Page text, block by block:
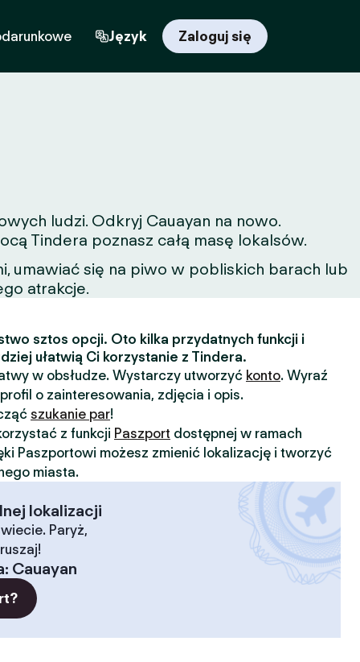
Język Zaloguj się
ludzi. Odkryj Cauayan na nowo.
Tindera poznasz całą masę lokalsów.
umawiać się na piwo w pobliskich barach lub
atrakcje.
sztos opcji. Oto kilka przydatnych funkcji i
ułatwią Ci korzystanie z Tindera.
w obsłudze. Wystarczy utworzyć konto. Wyraź
o zainteresowania, zdjęcia i opis.
szukanie par!
z funkcji Paszport dostępnej w ramach
Paszportowi możesz zmienić lokalizację i tworzyć
miasta.
lokalizacji
Paryż,
: Cauayan